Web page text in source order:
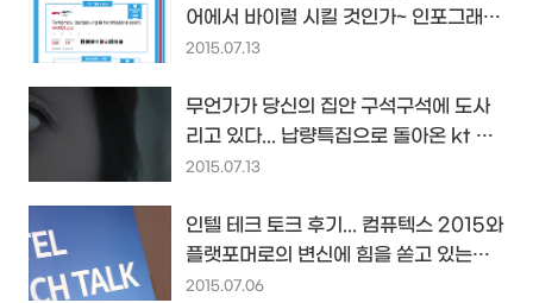
어에서 바이럴 시킬 것인가~ 인포그래픽
by Unmetric.com
2015.07.13
무언가가 당신의 집안 구석구석에 도사
리고 있다... 납량특집으로 돌아온 kt 올
레 기가와이파이...
2015.07.13
인텔 테크 토크 후기... 컴퓨텍스 2015와
플랫포머로의 변신에 힘을 쏟고 있는
2015년의 인텔...
2015.07.06